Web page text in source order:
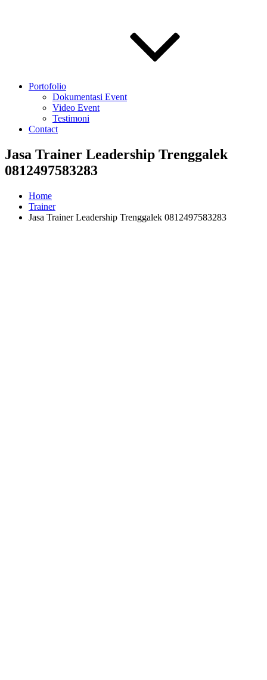
Portofolio
Dokumentasi Event
Video Event
Testimoni
Contact
Jasa Trainer Leadership Trenggalek
0812497583283
Home
Trainer
Jasa Trainer Leadership Trenggalek 0812497583283